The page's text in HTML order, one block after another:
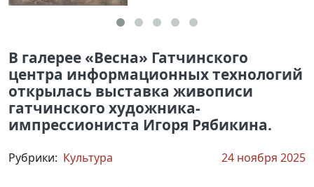
В галерее «Весна» Гатчинского
центра информационных технологий
открылась выставка живописи
гатчинского художника-
импрессиониста Игоря Рябикина.
Рубрики: Культура 24 ноября 2025